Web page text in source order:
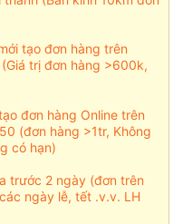
tạo đơn hàng trên
trị đơn hàng >600k,
đơn hàng Online trên
(đơn hàng >1tr, Không
có hạn)
trước 2 ngày (đơn trên
ngày lễ, tết .v.v. LH